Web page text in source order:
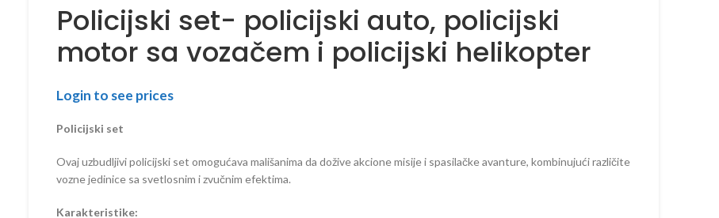
Policijski set- policijski auto, policijski
motor sa vozačem i policijski helikopter
Login to see prices
Policijski set
Ovaj uzbudljivi policijski set omogućava mališanima da dožive akcione misije i spasilačke avanture, kombinujući različite
vozne jedinice sa svetlosnim i zvučnim efektima.
Karakteristike: